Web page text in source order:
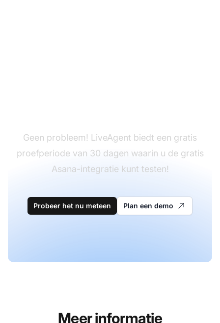
Geen probleem! LiveAgent biedt een gratis
proefperiode van 30 dagen waarin u de gratis
Asana-integratie kunt testen!
Probeer het nu meteen Plan een demo
Meer informatie